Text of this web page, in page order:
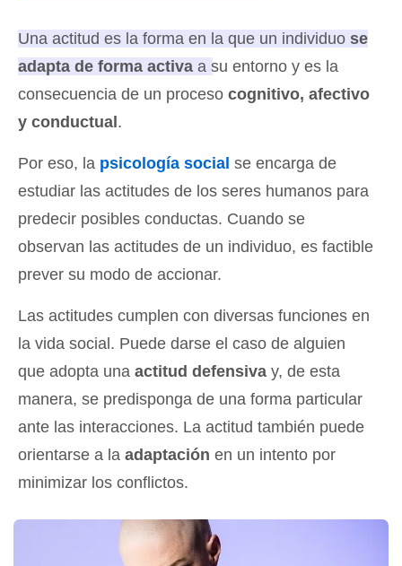
Una actitud es la forma en la que un individuo se
adapta de forma activa a su entorno y es la
consecuencia de un proceso cognitivo, afectivo
y conductual.
Por eso, la psicología social se encarga de
estudiar las actitudes de los seres humanos para
predecir posibles conductas. Cuando se
observan las actitudes de un individuo, es factible
prever su modo de accionar.
Las actitudes cumplen con diversas funciones en
la vida social. Puede darse el caso de alguien
que adopta una actitud defensiva y, de esta
manera, se predisponga de una forma particular
ante las interacciones. La actitud también puede
orientarse a la adaptación en un intento por
minimizar los conflictos.